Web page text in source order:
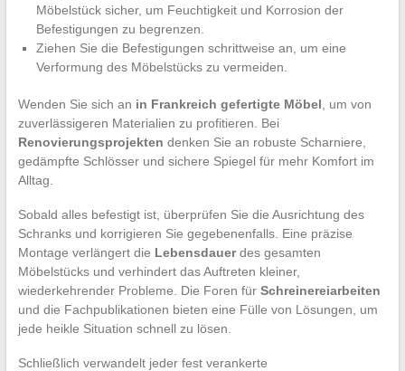
Möbelstück sicher, um Feuchtigkeit und Korrosion der
Befestigungen zu begrenzen.
Ziehen Sie die Befestigungen schrittweise an, um eine
Verformung des Möbelstücks zu vermeiden.
Wenden Sie sich an in Frankreich gefertigte Möbel , um von
zuverlässigeren Materialien zu profitieren. Bei
Renovierungsprojekten denken Sie an robuste Scharniere,
gedämpfte Schlösser und sichere Spiegel für mehr Komfort im
Alltag.
Sobald alles befestigt ist, überprüfen Sie die Ausrichtung des
Schranks und korrigieren Sie gegebenenfalls. Eine präzise
Montage verlängert die Lebensdauerdes gesamten
Möbelstücks und verhindert das Auftreten kleiner,
wiederkehrender Probleme. Die Foren für Schreinereiarbeiten
und die Fachpublikationen bieten eine Fülle von Lösungen, um
jede heikle Situation schnell zu lösen.
Schließlich verwandelt jeder fest verankerte